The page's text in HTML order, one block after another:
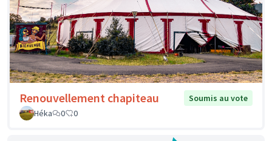
Renouvellement chapiteau
Soumis au vote
Héka
0 0